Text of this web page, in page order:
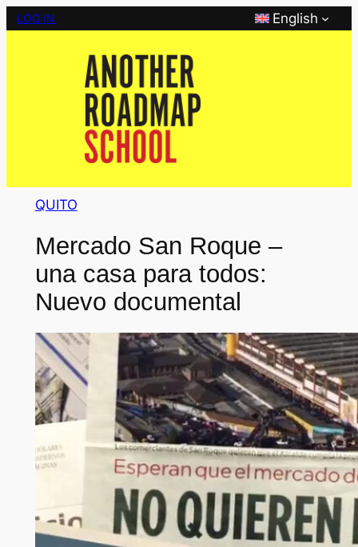
Skip
LOG IN English
QUITO
Mercado San Roque –
una casa para todos:
Nuevo documental